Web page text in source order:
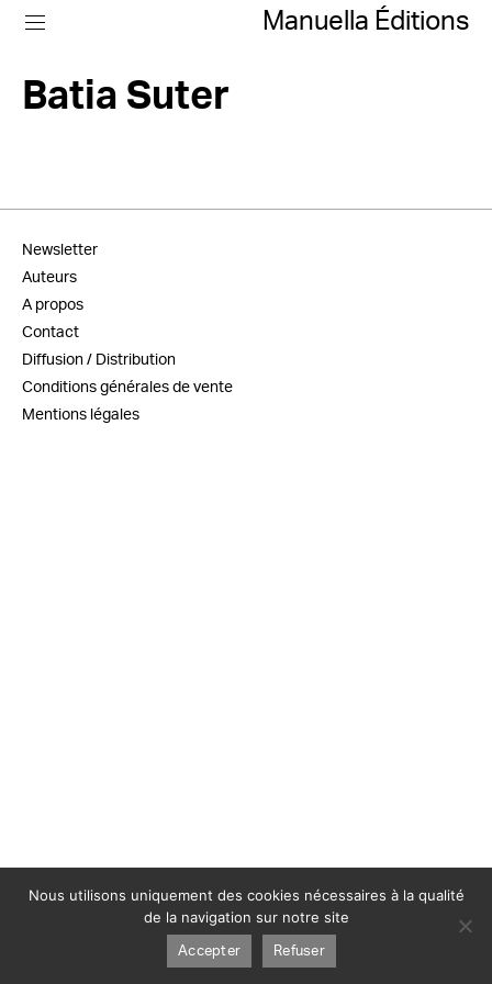
Manuella Éditions
Batia Suter
Newsletter
Auteurs
A propos
Contact
Diffusion / Distribution
Conditions générales de vente
Mentions légales
Nous utilisons uniquement des cookies nécessaires à la qualité
de la navigation sur notre site
Accepter Refuser